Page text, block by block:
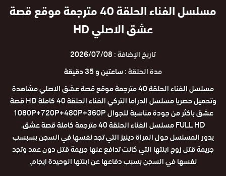
مسلسل الفناء الحلقة 40 مترجمة موقع قصة
عشق الاصلي HD
تاريخ الإضافة :2026/07/08
مدة الحلقة :ساعتين و 35 دقيقة
مسلسل الفناء الحلقة 40 مترجمة موقع قصة عشق الاصلي مشاهدة
وتحميل حصريا مسلسل الدراما التركي الفناء الحلقة 40 كاملة HD قصة
عشق باكثر من جودة مناسبة للجوال 1080P+720P+480P+360P
FULL HD مسلسل الفناء الحلقة 40 مترجمة كاملة قصة عشق.
يدور المسلسل حول المراة دينيز التي تجد نفسها في السجن بسبسب
جريمة قتل زوج ابنتها التي كانت تدافع عنها جريمة قتل دون عمد وتجد
نفسها في السجن بسبب دفاعها عن ابنتها الوحيدة ايجام.